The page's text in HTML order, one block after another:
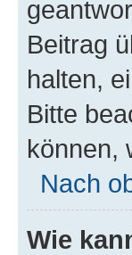
Beitrag
halten,
Bitte
können,
Nach
Wie